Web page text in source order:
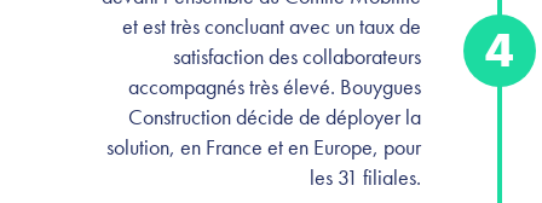
4
et est très concluant avec un taux de
satisfaction des collaborateurs
accompagnés très élevé. Bouygues
Construction décide de déployer la
solution, en France et en Europe, pour
les 31 filiales.